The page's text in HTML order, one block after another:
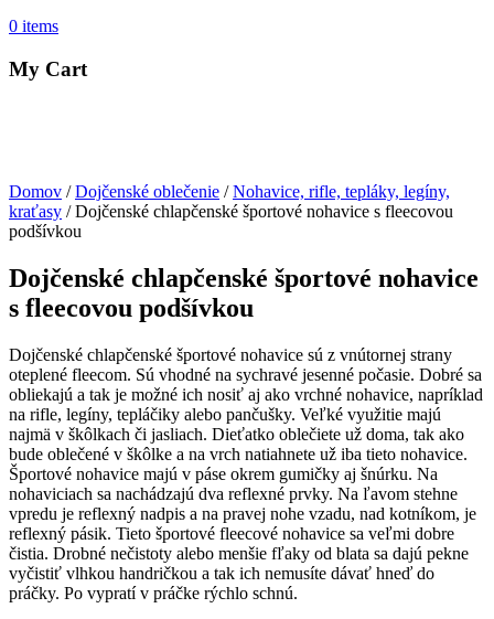
0 items
My Cart
Domov /Dojčenské oblečenie /Nohavice, rifle, tepláky, legíny,
kraťasy / Dojčenské chlapčenské športové nohavice s fleecovou
podšívkou
Dojčenské chlapčenské športové nohavice
s fleecovou podšívkou
Dojčenské chlapčenské športové nohavice sú z vnútornej strany
oteplené fleecom. Sú vhodné na sychravé jesenné počasie. Dobré sa
obliekajú a tak je možné ich nosiť aj ako vrchné nohavice, napríklad
na rifle, legíny, tepláčiky alebo pančušky. Veľké využitie majú
najmä v škôlkach či jasliach. Dieťatko oblečiete už doma, tak ako
bude oblečené v škôlke a na vrch natiahnete už iba tieto nohavice.
Športové nohavice majú v páse okrem gumičky aj šnúrku. Na
nohaviciach sa nachádzajú dva reflexné prvky. Na ľavom stehne
vpredu je reflexný nadpis a na pravej nohe vzadu, nad kotníkom, je
reflexný pásik. Tieto športové fleecové nohavice sa veľmi dobre
čistia. Drobné nečistoty alebo menšie fľaky od blata sa dajú pekne
vyčistiť vlhkou handričkou a tak ich nemusíte dávať hneď do
práčky. Po vypratí v práčke rýchlo schnú.